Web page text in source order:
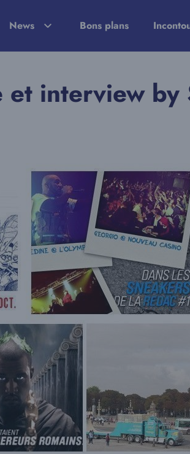
News Bons plans
interview by